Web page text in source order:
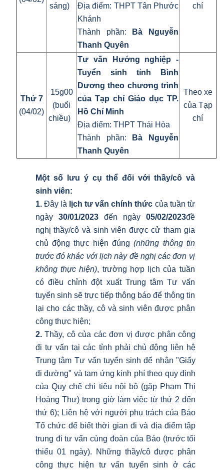
sáng)
Địa điểm: THPT Tân Phước
Khánh
Thành phần:
Bà Nguyễn
Thanh Quyên
chí
Thứ 7
(04/02)
15g00
(buổi
chiều)
Tư vấn Hướng nghiệp -
Tuyển sinh tỉnh Bình
Dương theo chương trình
của Tạp chí Giáo dục TP.
Hồ Chí Minh
Địa điểm: THPT Thái Hòa
Thành phần:
Bà Nguyễn
Thanh Quyên
Theo xe
của Tạp
chí
Một số lưu ý cụ thể đối với thầy/cô và
sinh viên:
1. Đây là lịch tư vấn chính thức của tuần từ
ngày 30/01/2023đến ngày 05/02/2023đề
nghị thầy/cô và sinh viên được cử tham gia
chủ động thực hiện đúng (những thông tin
trước đó khác với lịch này đề nghị các đơn vị
không thực hiện), trường hợp lịch của tuần
có điều chỉnh đột xuất Trung tâm Tư vấn
tuyển sinh sẽ trực tiếp thông báo để thông tin
lại cho các thầy, cô và sinh viên được phân
công thực hiện;
2.Thầy, cô của các đơn vị được phân công
đi tư vấn tại các tỉnh phải chủ động liên hệ
Trung tâm Tư vấn tuyển sinh để nhận "Giấy
đi đường" và tạm ứng kinh phí theo quy định
của Quy chế chi tiêu nội bộ (gặp Phạm Thị
Hoàng Thư) trong giờ làm việc từ thứ 2 đến
thứ 6); Liên hệ với người phụ trách của Báo
Tổ chức để biết thời gian đi và địa điểm tập
trung đi tư vấn cùng đoàn của Báo (trước tối
thiểu 01 ngày). Những thầy/cô được phân
công thực hiện tư vấn tuyển sinh ở các